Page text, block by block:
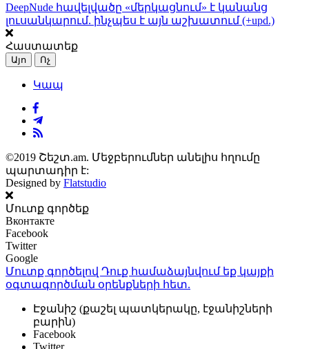
DeepNude հավելվածը «մերկացնում» է կանանց
լուսանկարում. ինչպես է այն աշխատում (+upd.)
Հաստատեք
Այո Ոչ
Կապ
©2019 Շեշտ.am. Մեջբերումներ անելիս հղումը
պարտադիր է:
Designed by Flatstudio
Մուտք գործեք
Вконтакте
Facebook
Twitter
Google
Մուտք գործելով Դուք համաձայնվում եք կայքի
օգտագործման օրենքների հետ.
Էջանիշ (քաշել պատկերակը, էջանիշների
բարին)
Facebook
Twitter